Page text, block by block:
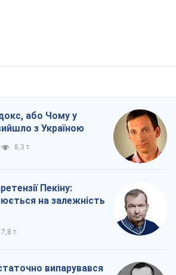
або Чому у
з Україною
8,3 т.
Пекіну:
на залежність
7,8 т.
випарувався